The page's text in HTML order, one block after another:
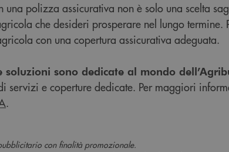
una polizza assicurativa non è solo una scelta
che desideri prosperare nel lungo
con una copertura assicurativa adeguata.
soluzioni sono dedicate al mondo
servizi e coperture dedicate. Per maggiori
.
con finalità promozionale.